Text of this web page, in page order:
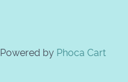
Powered by Phoca Cart